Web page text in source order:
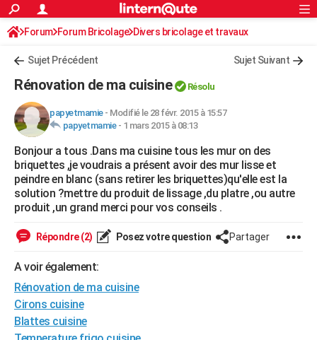
ACTUALITÉS
Politique
Société
Faits Divers
Education
Monde
Villes
+
FINANCE
Retraite
Impôts
Epargne
Immobilier
Risques naturels par ville
Banque
Assurance
Crédit
AUTO
Essais
Réserver un essai
Citadines
Berlines
SUV
Forum auto
+HIGH-TECH
Mobiles
Meilleur smartphone
Internet
Ordinateurs
Jeux vidéo
Guide high-tech
+BRICOLAGE
Forum
Aménagement intérieur
Extérieur
Cuisine
Salle de bains
Jardinage
Rangement
Guides de France
Escapades
Patrimoine
Expositions
Musées
Week-end nature
Art de vivre
Bien-être
Loisirs
Mode
Modes de vie
Alimentation
Guide de la santé
Maladies
Médicaments
Sommeil
VOYAGE
PHOTO
Rechercher
S'inscrire
Connexion
Forum Forum Bricolage Divers bricolage et travaux
Sujet Précédent Sujet Suivant
Rénovation de ma cuisine Résolu
papyetmamie- Modifié le 28 févr. 2015 à 15:57
papyetmamie- 1 mars 2015 à 08:13
Bonjour a tous .Dans ma cuisine tous les mur on des
briquettes ,je voudrais a présent avoir des mur lisse et
peindre en blanc (sans retirer les briquettes)qu'elle est la
solution ?mettre du produit de lissage ,du platre ,ou autre
produit ,un grand merci pour vos conseils .
Répondre (2) Posez votre question Partager
A voir également:
Rénovation de ma cuisine
Cirons cuisine
Blattes cuisine